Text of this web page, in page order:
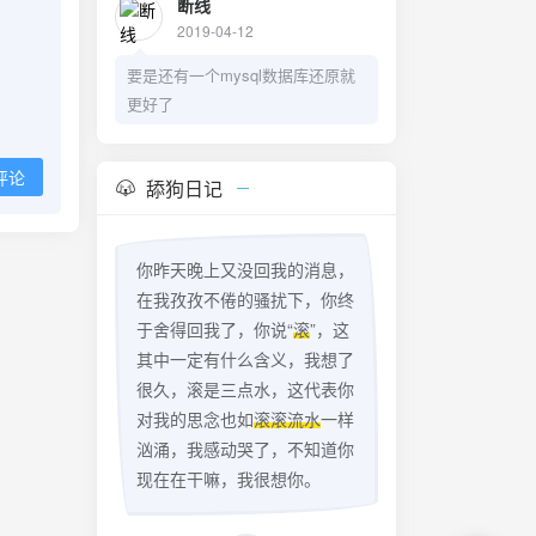
论
断线
2019-04-12
要是还有一个mysql数据库还原就
更好了
舔狗日记
你昨天晚上又没回我的消息，
在我孜孜不倦的骚扰下，你终
于舍得回我了，你说“滚”，这
其中一定有什么含义，我想了
很久，滚是三点水，这代表你
对我的思念也如滚滚流水一样
汹涌，我感动哭了，不知道你
现在在干嘛，我很想你。